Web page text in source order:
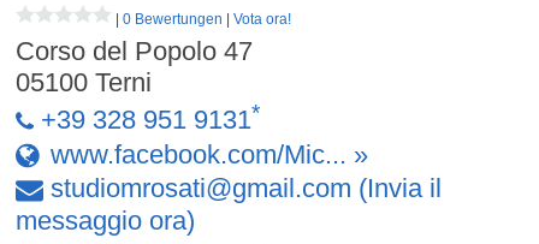
|0 Bewertungen |Vota ora!
Corso del Popolo 47
05100 Terni
+39 328 951 9131*
www.facebook.com/Mic... »
studiomrosati@gmail .com (Invia il
messaggio ora)